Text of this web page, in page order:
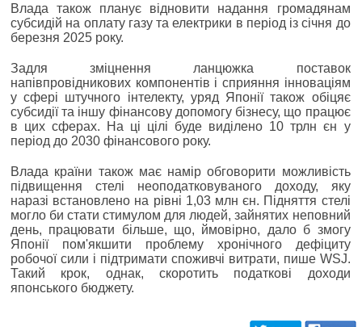
Влада також планує відновити надання громадянам
субсидій на оплату газу та електрики в період із січня до
березня 2025 року.
Задля зміцнення ланцюжка поставок
напівпровідникових компонентів і сприяння інноваціям
у сфері штучного інтелекту, уряд Японії також обіцяє
субсидії та іншу фінансову допомогу бізнесу, що працює
в цих сферах. На ці цілі буде виділено 10 трлн єн у
період до 2030 фінансового року.
Влада країни також має намір обговорити можливість
підвищення стелі неоподатковуваного доходу, яку
наразі встановлено на рівні 1,03 млн єн. Підняття стелі
могло би стати стимулом для людей, зайнятих неповний
день, працювати більше, що, ймовірно, дало б змогу
Японії пом'якшити проблему хронічного дефіциту
робочої сили і підтримати споживчі витрати, пише WSJ.
Такий крок, однак, скоротить податкові доходи
японського бюджету.